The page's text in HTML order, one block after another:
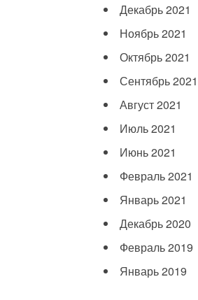
Декабрь 2021
Ноябрь 2021
Октябрь 2021
Сентябрь 2021
Август 2021
Июль 2021
Июнь 2021
Февраль 2021
Январь 2021
Декабрь 2020
Февраль 2019
Январь 2019